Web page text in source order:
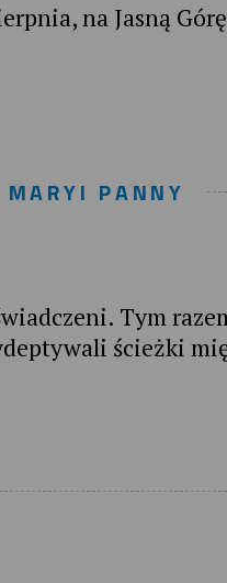
na Jasną Górę
PANNY
Tym
ścieżki